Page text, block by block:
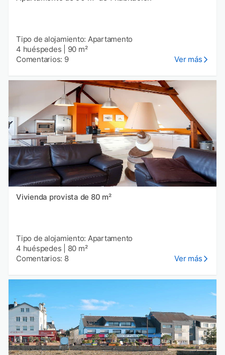
Tipo de alojamiento: Apartamento
4 huéspedes
90 m²
Comentarios: 9
Ver más
Vivienda provista de 80 m²
Tipo de alojamiento: Apartamento
4 huéspedes
80 m²
Comentarios: 8
Ver más